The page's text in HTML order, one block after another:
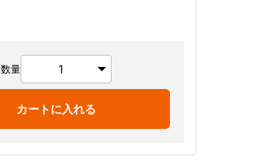
数量
カートに入れる